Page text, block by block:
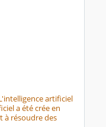
artificiel
a été crée en
à résoudre des